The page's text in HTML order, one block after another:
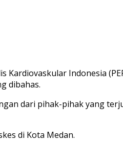
Kardiovaskular Indonesia
dibahas.
dari pihak-pihak yang
di Kota Medan.